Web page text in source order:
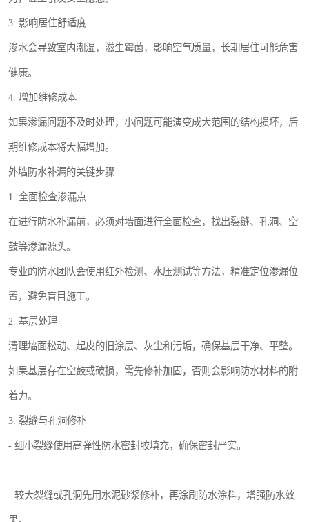
3. 影响居住舒适度
渗水会导致室内潮湿，滋生霉菌，影响空气质量，长期居住可能危害
健康。
4. 增加维修成本
如果渗漏问题不及时处理，小问题可能演变成大范围的结构损坏，后
期维修成本将大幅增加。
外墙防水补漏的关键步骤
1. 全面检查渗漏点
在进行防水补漏前，必须对墙面进行全面检查，找出裂缝、孔洞、空
鼓等渗漏源头。
专业的防水团队会使用红外检测、水压测试等方法，精准定位渗漏位
置，避免盲目施工。
2. 基层处理
清理墙面松动、起皮的旧涂层、灰尘和污垢，确保基层干净、平整。
如果基层存在空鼓或破损，需先修补加固，否则会影响防水材料的附
着力。
3. 裂缝与孔洞修补
- 细小裂缝使用高弹性防水密封胶填充，确保密封严实。
- 较大裂缝或孔洞先用水泥砂浆修补，再涂刷防水涂料，增强防水效